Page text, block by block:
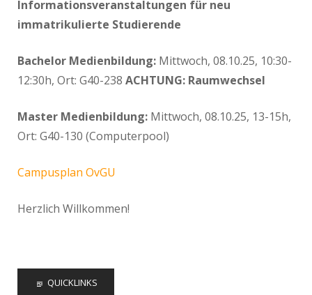
Informationsveranstaltungen für neu
immatrikulierte Studierende
Bachelor Medienbildung: Mittwoch, 08.10.25, 10:30-
12:30h, Ort: G40-238 ACHTUNG: Raumwechsel
Master Medienbildung: Mittwoch, 08.10.25, 13-15h,
Ort: G40-130 (Computerpool)
Campusplan OvGU
Herzlich Willkommen!
QUICKLINKS